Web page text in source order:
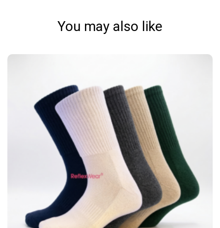
You may also like